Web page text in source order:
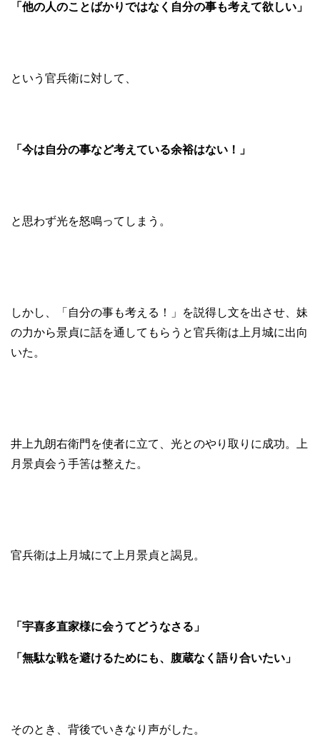
「他の人のことばかりではなく自分の事も考えて欲しい」
という官兵衛に対して、
「今は自分の事など考えている余裕はない！」
と思わず光を怒鳴ってしまう。
しかし、「自分の事も考える！」を説得し文を出させ、妹
の力から景貞に話を通してもらうと官兵衛は上月城に出向
いた。
井上九朗右衛門を使者に立て、光とのやり取りに成功。上
月景貞会う手筈は整えた。
官兵衛は上月城にて上月景貞と謁見。
「宇喜多直家様に会うてどうなさる」
「無駄な戦を避けるためにも、腹蔵なく語り合いたい」
そのとき、背後でいきなり声がした。